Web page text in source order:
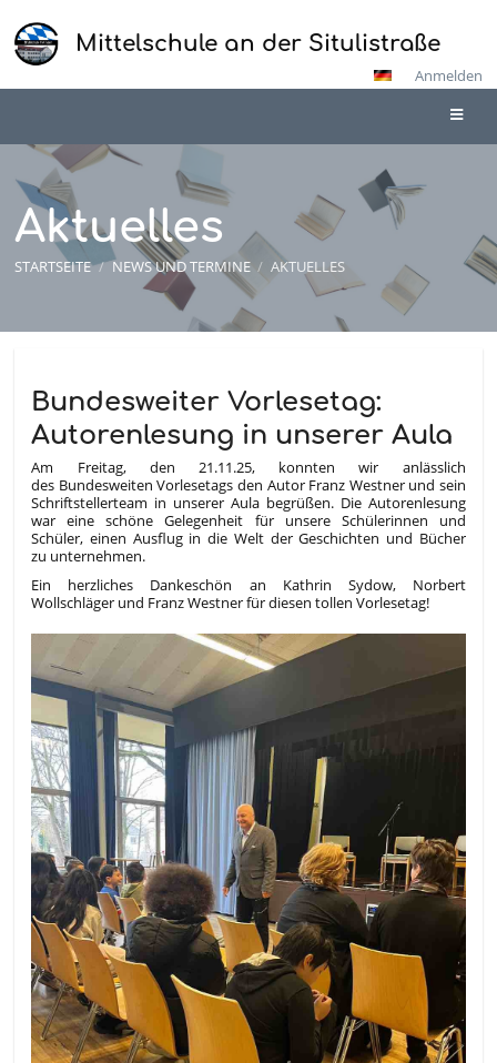
Mittelschule an der Situlistraße
Anmelden
Aktuelles
STARTSEITE / NEWS UND TERMINE / AKTUELLES
Bundesweiter Vorlesetag:
Autorenlesung in unserer Aula
Am Freitag, den 21.11.25, konnten wir anlässlich
des Bundesweiten Vorlesetags den Autor Franz Westner und sein
Schriftstellerteam in unserer Aula begrüßen. Die Autorenlesung
war eine schöne Gelegenheit für unsere Schülerinnen und
Schüler, einen Ausflug in die Welt der Geschichten und Bücher
zu unternehmen.
Ein herzliches Dankeschön an Kathrin Sydow, Norbert
Wollschläger und Franz Westner für diesen tollen Vorlesetag!